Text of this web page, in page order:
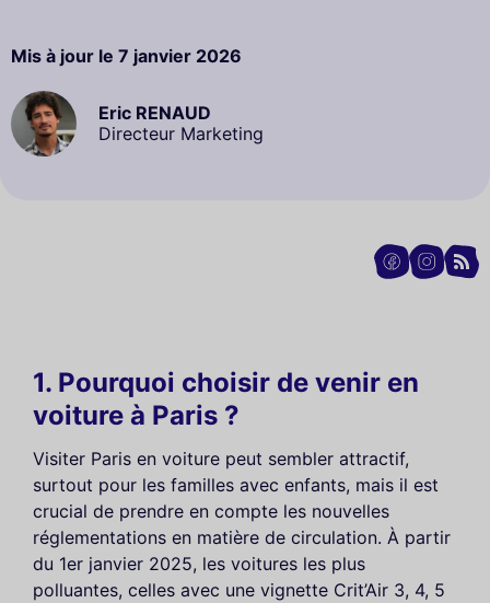
Mis à jour le 7 janvier 2026
Eric RENAUD
Directeur Marketing
1. Pourquoi choisir de venir en
voiture à Paris ?
Visiter Paris en voiture peut sembler attractif,
surtout pour les familles avec enfants, mais il est
crucial de prendre en compte les nouvelles
réglementations en matière de circulation. À partir
du 1er janvier 2025, les voitures les plus
polluantes, celles avec une vignette Crit’Air 3, 4, 5